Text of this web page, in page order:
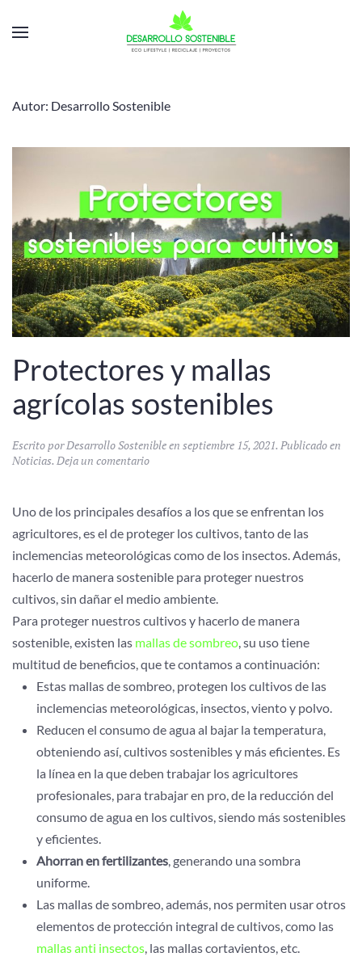
Autor: Desarrollo Sostenible
Protectores y mallas
agrícolas sostenibles
Escrito porDesarrollo Sostenibleen septiembre 15, 2021. Publicado en
Noticias. Deja un comentario
Uno de los principales desafíos a los que se enfrentan los
agricultores, es el de proteger los cultivos, tanto de las
inclemencias meteorológicas como de los insectos. Además,
hacerlo de manera sostenible para proteger nuestros
cultivos, sin dañar el medio ambiente.
Para proteger nuestros cultivos y hacerlo de manera
sostenible, existen las mallas de sombreo, su uso tiene
multitud de beneficios, que te contamos a continuación:
Estas mallas de sombreo, protegen los cultivos de las
inclemencias meteorológicas, insectos, viento y polvo.
Reducen el consumo de agua al bajar la temperatura,
obteniendo así, cultivos sostenibles y más eficientes. Es
la línea en la que deben trabajar los agricultores
profesionales, para trabajar en pro, de la reducción del
consumo de agua en los cultivos, siendo más sostenibles
y eficientes.
Ahorran en fertilizantes, generando una sombra
uniforme.
Las mallas de sombreo, además, nos permiten usar otros
elementos de protección integral de cultivos, como las
mallas anti insectos, las mallas cortavientos, etc.